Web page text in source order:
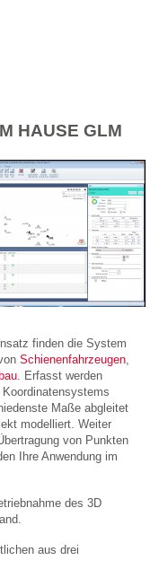
HAUSE GLM
finden die System
Schienenfahrzeugen
. Erfasst werden
Maße abgleitet
modelliert. Weiter
von Punkten
Ihre Anwendung im
des 3D
aus drei